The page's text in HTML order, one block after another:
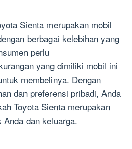
Sienta merupakan mobil
berbagai kelebihan yang
perlu
yang dimiliki mobil ini
membelinya. Dengan
dan preferensi pribadi, Anda
Toyota Sienta merupakan
dan keluarga.